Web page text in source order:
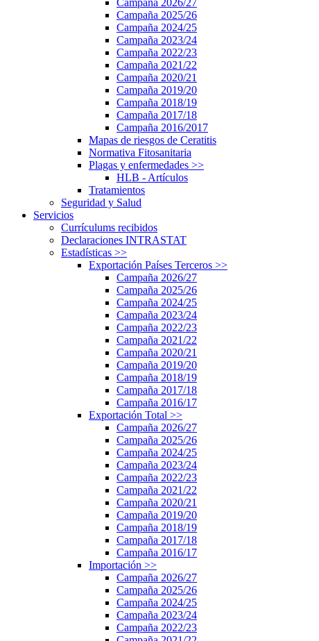
Campaña 2026/27
Campaña 2025/26
Campaña 2024/25
Campaña 2023/24
Campaña 2022/23
Campaña 2021/22
Campaña 2020/21
Campaña 2019/20
Campaña 2018/19
Campaña 2017/18
Campaña 2016/2017
Mapas de riesgos de Ceratitis
Normativa Fitosanitaria
Plagas y enfermedades >>
HLB - Artículos
Tratamientos
Seguridad y Salud
Servicios
Currículums recibidos
Declaraciones INTRASTAT
Estadísticas >>
Exportación Países Terceros >>
Campaña 2026/27
Campaña 2025/26
Campaña 2024/25
Campaña 2023/24
Campaña 2022/23
Campaña 2021/22
Campaña 2020/21
Campaña 2019/20
Campaña 2018/19
Campaña 2017/18
Campaña 2016/17
Exportación Total >>
Campaña 2026/27
Campaña 2025/26
Campaña 2024/25
Campaña 2023/24
Campaña 2022/23
Campaña 2021/22
Campaña 2020/21
Campaña 2019/20
Campaña 2018/19
Campaña 2017/18
Campaña 2016/17
Importación >>
Campaña 2026/27
Campaña 2025/26
Campaña 2024/25
Campaña 2023/24
Campaña 2022/23